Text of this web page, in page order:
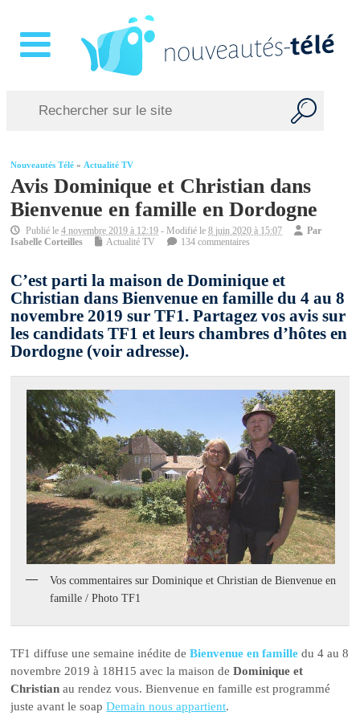
Nouveautés Télé »Actualité TV
Avis Dominique et Christian dans
Bienvenue en famille en Dordogne
Publié le4 novembre 2019 à 12:19 - Modifié le8 juin 2020 à 15:07
Par
Isabelle Corteilles
Actualité TV 134 commentaires
C’est parti la maison de Dominique et
Christian dans Bienvenue en famille du 4 au 8
novembre 2019 sur TF1. Partagez vos avis sur
les candidats TF1 et leurs chambres d’hôtes en
Dordogne (voir adresse).
Vos commentaires sur Dominique et Christian de Bienvenue en
famille / Photo TF1
TF1 diffuse une semaine inédite deBienvenue en famille du 4 au 8
novembre 2019 à 18H15 avec la maison deDominique et
Christian au rendez vous. Bienvenue en famille est programmé
juste avant le soapDemain nous appartient.